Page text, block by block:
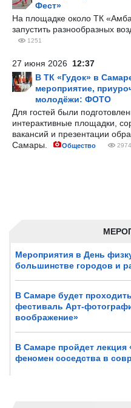
Мероприятия в День
большинстве городов и
В Самаре будет
фестиваль Арт-
воображение»
В Самаре пройдет
феномен соседства в
Фест»
На площадке около ТК
запустить разнообразных
1251
27 июня 2026 12:37
В ТК «Гудок» в
мероприятие,
молодёжи: ФОТО
Для гостей были
интерактивные площадки,
вакансий и презентации
Самары.
Общество 2974